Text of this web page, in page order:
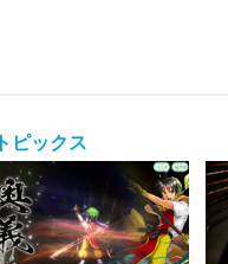
トピックス